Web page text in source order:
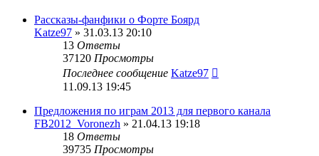
Рассказы-фанфики о Форте Боярд
Katze97 » 31.03.13 20:10
13 Ответы
37120 Просмотры
Последнее сообщение Katze97
11.09.13 19:45
Предложения по играм 2013 для первого канала
FB2012_Voronezh » 21.04.13 19:18
18 Ответы
39735 Просмотры